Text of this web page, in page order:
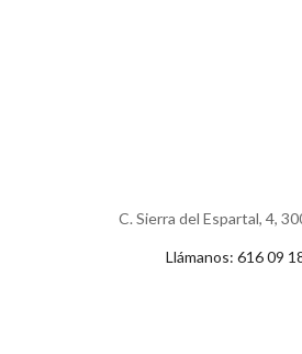
C. Sierra del Espartal, 4,
Llámanos: 616 09